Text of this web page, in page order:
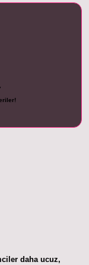
daha ucuz,